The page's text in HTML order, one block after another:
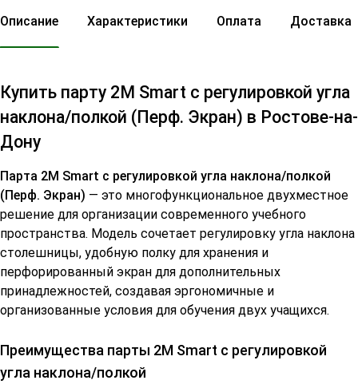
Описание Характеристики Оплата Доставка
Купить парту 2М Smart с регулировкой угла
наклона/полкой (Перф. Экран) в Ростове-на-
Дону
Парта 2М Smart с регулировкой угла наклона/полкой
(Перф. Экран) — это многофункциональное двухместное
решение для организации современного учебного
пространства. Модель сочетает регулировку угла наклона
столешницы, удобную полку для хранения и
перфорированный экран для дополнительных
принадлежностей, создавая эргономичные и
организованные условия для обучения двух учащихся.
Преимущества парты 2М Smart с регулировкой
угла наклона/полкой